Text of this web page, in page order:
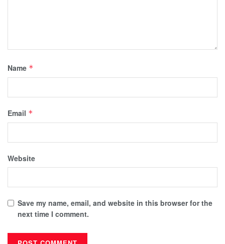
Name *
Email *
Website
Save my name, email, and website in this browser for the
next time I comment.